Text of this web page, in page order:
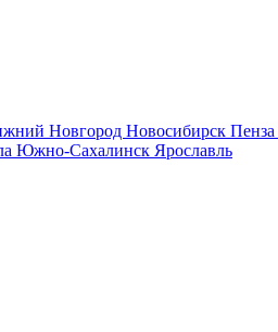
Новгород Новосибирск Пенза
Южно-Сахалинск Ярославль